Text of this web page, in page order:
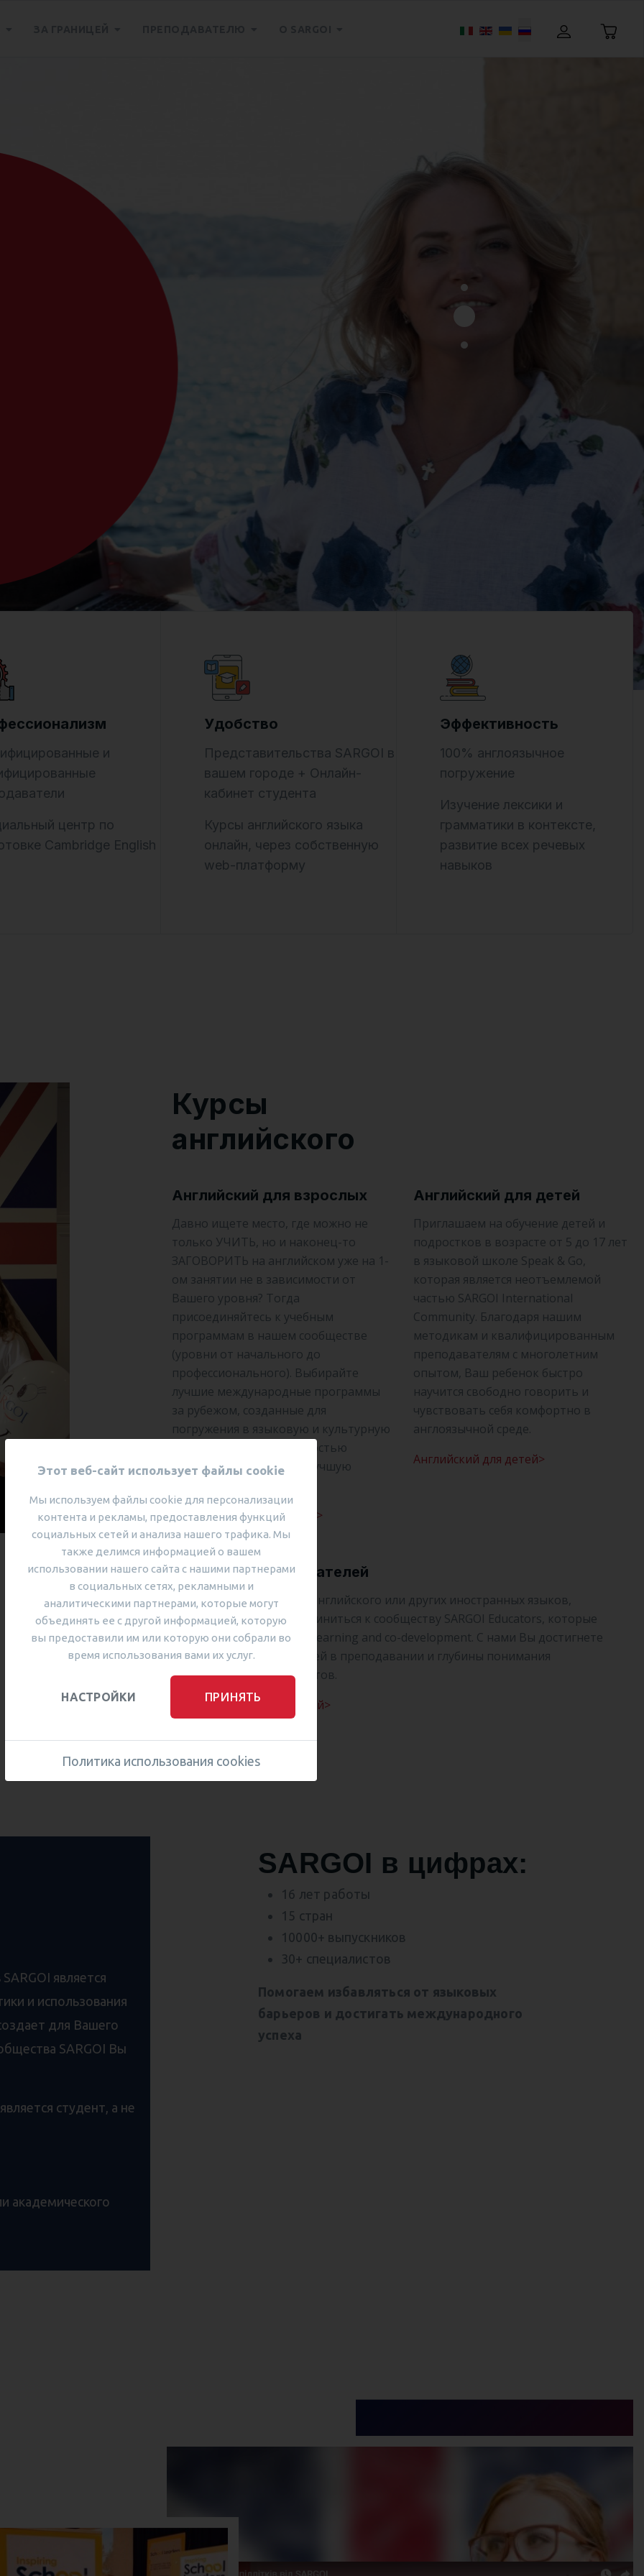
Выберите язык
и
центр по
Cambridge English
Удобство
Представительства SARGOI в
вашем городе + Онлайн-
кабинет студента
Курсы английского языка
онлайн, через собственную
web-платформу
Эффективность
100% англоязычное
погружение
Изучение лексики и
грамматики в контексте,
развитие всех речевых
навыков
Курсы
английского
Английский для взрослых
Давно ищете место, где можно не
только УЧИТЬ, но и наконец-то
ЗАГОВОРИТЬ на английском уже на 1-
ом занятии не в зависимости от
Вашего уровня? Тогда
присоединяйтесь к учебным
программам в нашем сообществе
(уровни от начального до
профессионального). Выбирайте
лучшие международные программы
за рубежом, созданные для
погружения в языковую и культурную
среду с SARGOI. Мы с радостью
поможем Вам выбрать лучшую
Английский для взрослых>
Английский для детей
Приглашаем на обучение детей и
подростков в возрасте от 5 до 17 лет
в языковой школе Speak & Go,
которая является неотъемлемой
частью SARGOI International
Community. Благодаря нашим
методикам и квалифицированным
преподавателям с многолетним
опытом, Ваш ребенок быстро
научится свободно говорить и
чувствовать себя комфортно в
англоязычной среде.
Английский для детей>
Развитие преподавателей
Если Вы преподаватель английского или других иностранных языков,
приглашаем Вас присоединиться к сообществу SARGOI Educators, которые
разделяют ценности co- learning and co-development. С нами Вы достигнете
качественных показателей в преподавании и глубины понимания
международных стандартов.
Развитие преподавателей>
является
и использования
для Вашего
SARGOI Вы
студент, а не
академического
SARGOI в цифрах:
16 лет работы
15 стран
10000+ выпускников
30+ специалистов
Помогаем избавляться от языковых
барьеров и достигать международного
успеха
Этот веб-сайт использует файлы cookie
Мы используем файлы cookie для персонализации
контента и рекламы, предоставления функций
социальных сетей и анализа нашего трафика. Мы
также делимся информацией о вашем
использовании нашего сайта с нашими партнерами
в социальных сетях, рекламными и
аналитическими партнерами, которые могут
объединять ее с другой информацией, которую
вы предоставили им или которую они собрали во
время использования вами их услуг.
НАСТРОЙКИ ПРИНЯТЬ
Политика использования cookies